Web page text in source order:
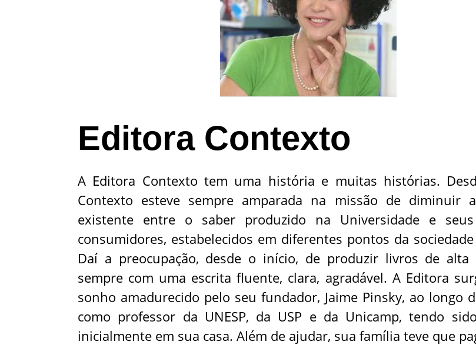
Editora Contexto
A Editora Contexto tem uma história e muitas histórias.
Contexto esteve sempre amparada na missão de diminuir
existente entre o saber produzido na Universidade e seus
consumidores, estabelecidos em diferentes pontos da
Daí a preocupação, desde o início, de produzir livros de alta
sempre com uma escrita fluente, clara, agradável. A Editora
sonho amadurecido pelo seu fundador, Jaime Pinsky, ao longo
como professor da UNESP, da USP e da Unicamp, tendo
inicialmente em sua casa. Além de ajudar, sua família teve que